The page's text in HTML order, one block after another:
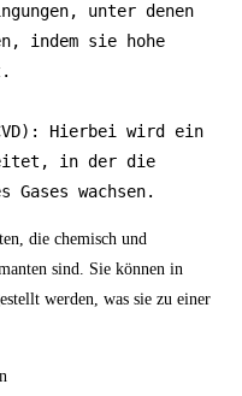
unter denen
indem sie hohe
Hierbei wird ein
in der die
Gases wachsen.
die chemisch und
sind. Sie können in
werden, was sie zu einer